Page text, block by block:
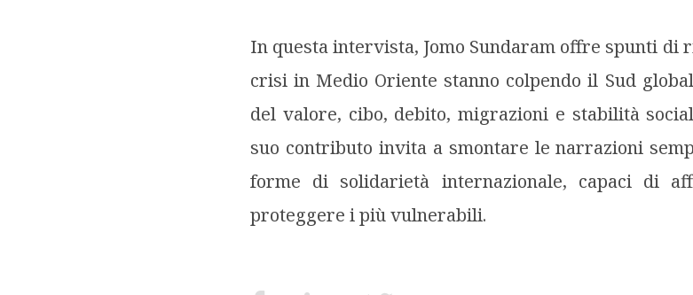
In questa intervista, Jomo Sundaram offre spunti di riflessioni sul come è perché le
crisi in Medio Oriente stanno colpendo il Sud
del valore, cibo, debito, migrazioni e stabilità
suo contributo invita a smontare le narrazioni
forme di solidarietà internazionale, capaci di
proteggere i più vulnerabili.